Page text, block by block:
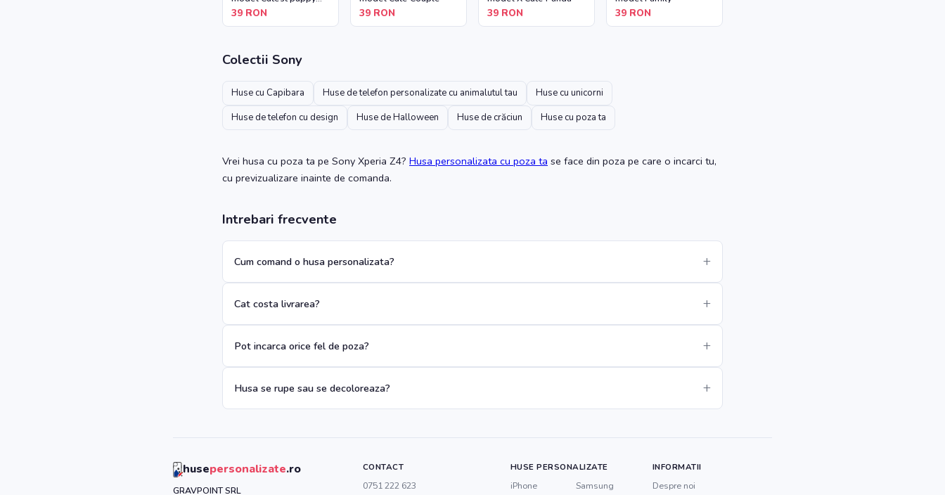
dog
39 RON 39 RON 39 RON 39 RON
Colectii Sony
Huse cu Capibara Huse de telefon personalizate cu animalutul tau
Huse cu unicorni
Huse de telefon cu design
Huse de Halloween Huse de crăciun Huse cu poza ta
Vrei husa cu poza ta pe Sony Xperia Z4? Husa personalizata cu poza ta se face din poza pe care o incarci tu,
cu previzualizare inainte de comanda.
Intrebari frecvente
Cum comand o husa personalizata?
Cat costa livrarea?
Pot incarca orice fel de poza?
Husa se rupe sau se decoloreaza?
husepersonalizate.ro
GRAVPOINT SRL
CONTACT
0751 222 623
HUSE PERSONALIZATE
iPhone Samsung
INFORMATII
Despre noi